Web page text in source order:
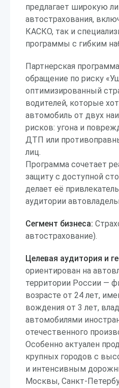
предлагает широкую
автострахования,
КАСКО, так и
программы с гибким
Партнерская
обращение по риску
оптимизированный
водителей, которые
автомобиль от двух
рисков: угона и
ДТП или
лиц.
Программа сочетает
защиту с доступной
делает её
аудитории
Сегмент бизнеса:
автострахование).
Целевая аудитория и
ориентирован на
территории России —
возрасте от 24 лет,
вождения от 3 лет,
автомобилями
отечественного
Особенно актуален
крупных городов с
и интенсивным
Москвы, Санкт-